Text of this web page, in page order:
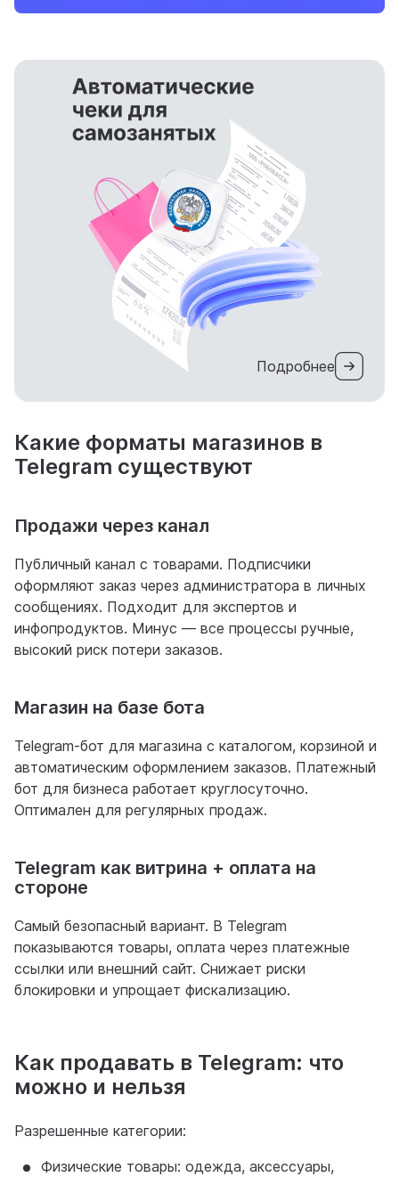
Подробнее
Какие форматы магазинов в
Telegram существуют
Продажи через канал
Публичный канал с товарами. Подписчики
оформляют заказ через администратора в личных
сообщениях. Подходит для экспертов и
инфопродуктов. Минус — все процессы ручные,
высокий риск потери заказов.
Магазин на базе бота
Telegram-бот для магазина с каталогом, корзиной и
автоматическим оформлением заказов. Платежный
бот для бизнеса работает круглосуточно.
Оптимален для регулярных продаж.
Telegram как витрина + оплата на
стороне
Самый безопасный вариант. В Telegram
показываются товары, оплата через платежные
ссылки или внешний сайт. Снижает риски
блокировки и упрощает фискализацию.
Как продавать в Telegram: что
можно и нельзя
Разрешенные категории:
Физические товары: одежда, аксессуары,